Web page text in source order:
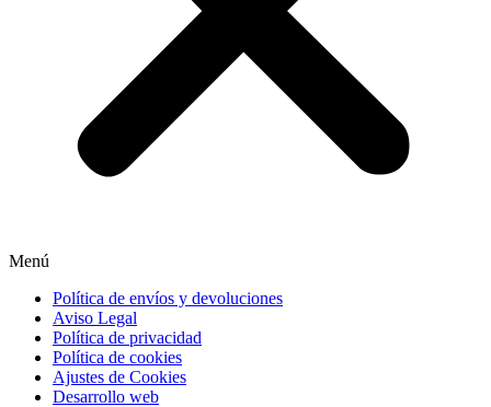
Menú
Política de envíos y devoluciones
Aviso Legal
Política de privacidad
Política de cookies
Ajustes de Cookies
Desarrollo web